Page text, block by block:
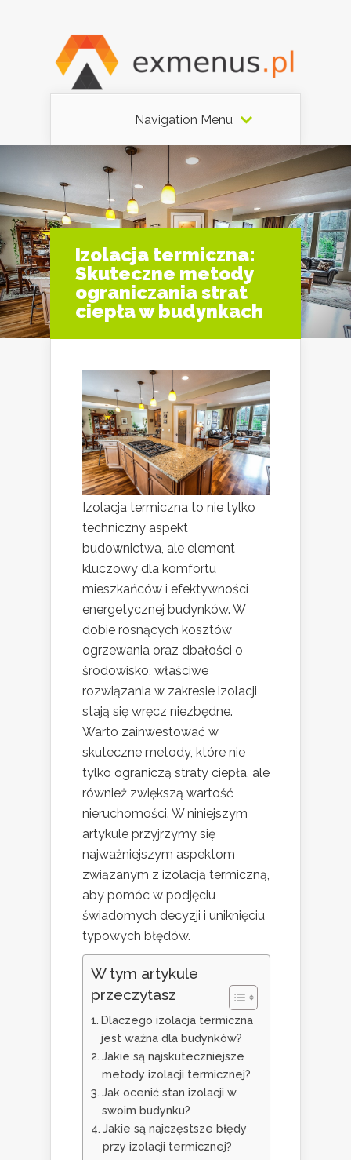
Navigation Menu
Izolacja termiczna:
Skuteczne metody
ograniczania strat
ciepła w budynkach
Izolacja termiczna to nie tylko
techniczny aspekt
budownictwa, ale element
kluczowy dla komfortu
mieszkańców i efektywności
energetycznej budynków. W
dobie rosnących kosztów
ogrzewania oraz dbałości o
środowisko, właściwe
rozwiązania w zakresie izolacji
stają się wręcz niezbędne.
Warto zainwestować w
skuteczne metody, które nie
tylko ograniczą straty ciepła, ale
również zwiększą wartość
nieruchomości. W niniejszym
artykule przyjrzymy się
najważniejszym aspektom
związanym z izolacją termiczną,
aby pomóc w podjęciu
świadomych decyzji i uniknięciu
typowych błędów.
W tym artykule
przeczytasz
Dlaczego izolacja termiczna
jest ważna dla budynków?
Jakie są najskuteczniejsze
metody izolacji termicznej?
Jak ocenić stan izolacji w
swoim budynku?
Jakie są najczęstsze błędy
przy izolacji termicznej?